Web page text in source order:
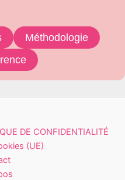
Méthodologie
DE CONFIDENTIALITÉ
(UE)